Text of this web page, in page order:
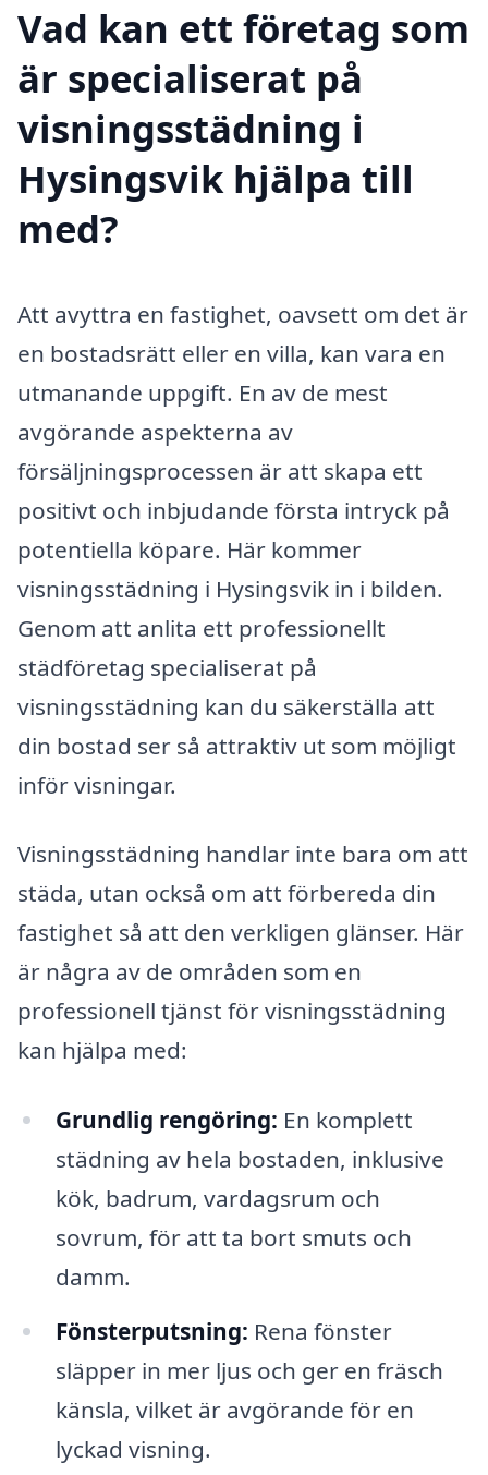
Vad kan ett företag som
är specialiserat på
visningsstädning i
Hysingsvik hjälpa till
med?
Att avyttra en fastighet, oavsett om det är
en bostadsrätt eller en villa, kan vara en
utmanande uppgift. En av de mest
avgörande aspekterna av
försäljningsprocessen är att skapa ett
positivt och inbjudande första intryck på
potentiella köpare. Här kommer
visningsstädning i Hysingsvik in i bilden.
Genom att anlita ett professionellt
städföretag specialiserat på
visningsstädning kan du säkerställa att
din bostad ser så attraktiv ut som möjligt
inför visningar.
Visningsstädning handlar inte bara om att
städa, utan också om att förbereda din
fastighet så att den verkligen glänser. Här
är några av de områden som en
professionell tjänst för visningsstädning
kan hjälpa med:
Grundlig rengöring: En komplett
städning av hela bostaden, inklusive
kök, badrum, vardagsrum och
sovrum, för att ta bort smuts och
damm.
Fönsterputsning: Rena fönster
släpper in mer ljus och ger en fräsch
känsla, vilket är avgörande för en
lyckad visning.